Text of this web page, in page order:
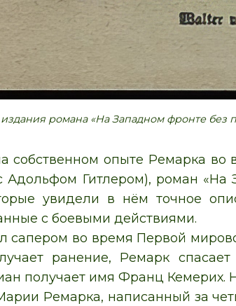
романа «На Западном фронте без
собственном опыте Ремарка
Адольфом Гитлером), роман
увидели в нём точное
с боевыми действиями.
сапером во время Первой
ранение, Ремарк
получает имя Франц Кемерих.
Ремарка, написанный за